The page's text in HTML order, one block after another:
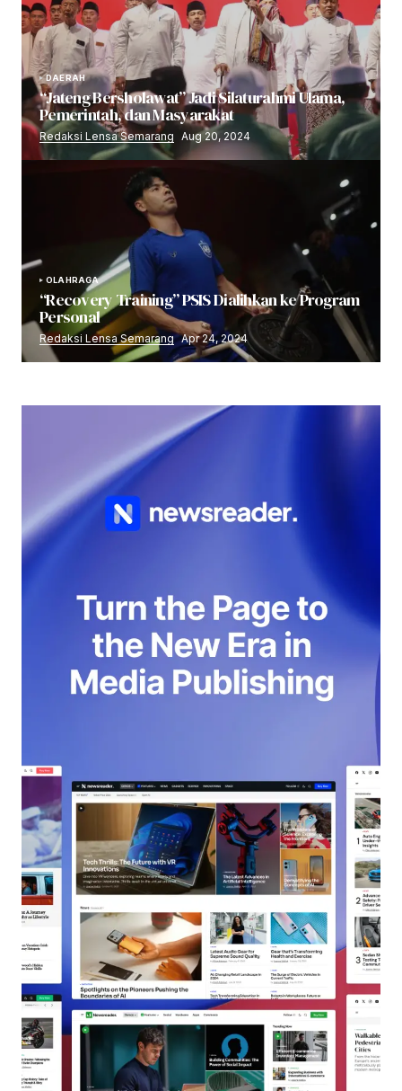
DAERAH
“Jateng Bersholawat” Jadi Silaturahmi Ulama,
Pemerintah, dan Masyarakat
Redaksi Lensa Semarang Aug 20, 2024
OLAHRAGA
“Recovery Training” PSIS Dialihkan ke Program
Personal
Redaksi Lensa Semarang Apr 24, 2024